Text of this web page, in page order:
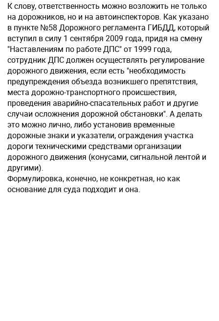
К слову, ответственность можно возложить не только
на дорожников, но и на автоинспекторов. Как указано
в пункте №58 Дорожного регламента ГИБДД, который
вступил в силу 1 сентября 2009 года, придя на смену
"Наставлениям по работе ДПС" от 1999 года,
сотрудник ДПС должен осуществлять регулирование
дорожного движения, если есть "необходимость
предупреждения объезда возникшего препятствия,
места дорожно-транспортного происшествия,
проведения аварийно-спасательных работ и другие
случаи осложнения дорожной обстановки". А делать
это можно лично, либо установив временные
дорожные знаки и указатели, ограждения участка
дороги техническими средствами организации
дорожного движения (конусами, сигнальной лентой и
другими).
Формулировка, конечно, не конкретная, но как
основание для суда подходит и она.